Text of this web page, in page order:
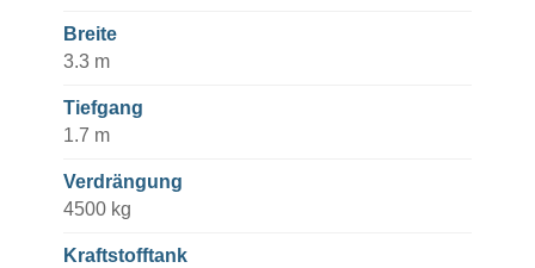
Breite
3.3 m
Tiefgang
1.7 m
Verdrängung
4500 kg
Kraftstofftank